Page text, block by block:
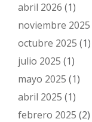
abril 2026 (1)
noviembre 2025
octubre 2025 (1)
julio 2025 (1)
mayo 2025 (1)
abril 2025 (1)
febrero 2025 (2)